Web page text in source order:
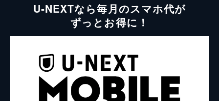
U-NEXTなら毎月のスマホ代が
ずっとお得に！